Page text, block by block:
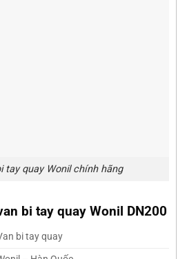
tay quay Wonil chính hãng
bi tay quay Wonil DN200
bi tay quay